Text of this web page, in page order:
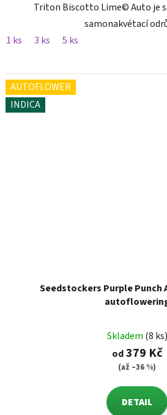
Triton Biscotto Lime© Auto je
samonakvétací
1 ks
3 ks 5 ks
AUTOFLOWER
INDICA
Seedstockers Purple Punch
Skladem (8 ks)
od379 Kč
(až –36 %)
DETAIL